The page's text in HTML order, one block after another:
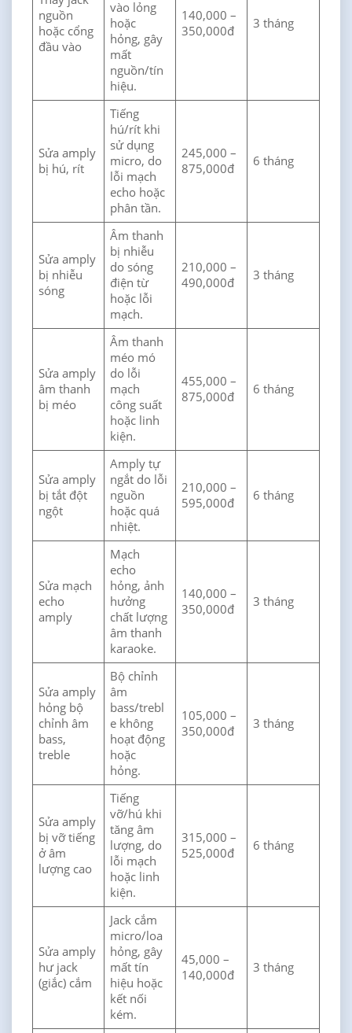
nguồn
hoặc cổng
đầu vào
vào lỏng
hoặc
hỏng, gây
mất
nguồn/tín
hiệu.
140,000 –
350,000đ
3 tháng
Sửa amply
bị hú, rít
Tiếng
hú/rít khi
sử dụng
micro, do
lỗi mạch
echo hoặc
phân tần.
245,000 –
875,000đ
6 tháng
Sửa amply
bị nhiễu
sóng
Âm thanh
bị nhiễu
do sóng
điện từ
hoặc lỗi
mạch.
210,000 –
490,000đ
3 tháng
Sửa amply
âm thanh
bị méo
Âm thanh
méo mó
do lỗi
mạch
công suất
hoặc linh
kiện.
455,000 –
875,000đ
6 tháng
Sửa amply
bị tắt đột
ngột
Amply tự
ngắt do lỗi
nguồn
hoặc quá
nhiệt.
210,000 –
595,000đ
6 tháng
Sửa mạch
echo
amply
Mạch
echo
hỏng, ảnh
hưởng
chất lượng
âm thanh
karaoke.
140,000 –
350,000đ
3 tháng
Sửa amply
hỏng bộ
chỉnh âm
bass,
treble
Bộ chỉnh
âm
bass/trebl
e không
hoạt động
hoặc
hỏng.
105,000 –
350,000đ
3 tháng
Sửa amply
bị vỡ tiếng
ở âm
lượng cao
Tiếng
vỡ/hú khi
tăng âm
lượng, do
lỗi mạch
hoặc linh
kiện.
315,000 –
525,000đ
6 tháng
Sửa amply
hư jack
(giắc) cắm
Jack cắm
micro/loa
hỏng, gây
mất tín
hiệu hoặc
kết nối
kém.
45,000 –
140,000đ
3 tháng